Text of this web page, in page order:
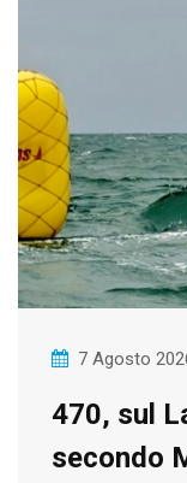
7 Agosto
470, sul
secondo